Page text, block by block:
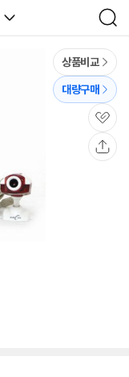
검
색
상품비교
대량구매
관
심